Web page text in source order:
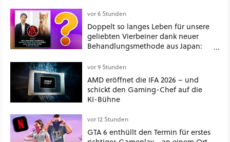
vor 6 Stunden
Doppelt so langes Leben für unsere
geliebten Vierbeiner dank neuer
Behandlungsmethode aus Japan:
Kommentare zeigt, dass es nicht so
einfach ist
vor 9 Stunden
AMD eröffnet die IFA 2026 – und
schickt den Gaming-Chef auf die
KI-Bühne
vor 12 Stunden
GTA 6 enthüllt den Termin für erstes